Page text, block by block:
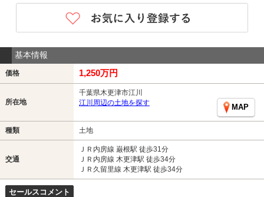
基本情報
価格 1,250万円
所在地
千葉県木更津市江川
江川周辺の土地を探す
MAP
種類 土地
交通
ＪＲ内房線 巌根駅 徒歩31分
ＪＲ内房線 木更津駅 徒歩34分
ＪＲ久留里線 木更津駅 徒歩34分
セールスコメント